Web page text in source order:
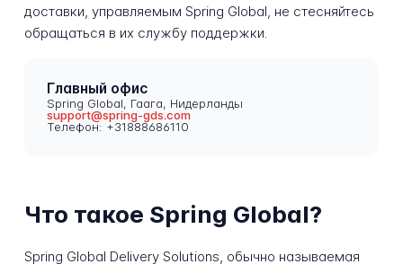
доставки, управляемым Spring Global, не стесняйтесь
обращаться в их службу поддержки.
Главный офис
Spring Global, Гаага, Нидерланды
support@spring-gds.com
Телефон: +31888686110
Что такое Spring Global?
Spring Global Delivery Solutions, обычно называемая